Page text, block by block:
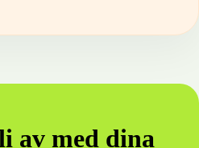
av med dina